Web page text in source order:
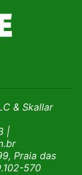
& Skallar
|
Praia das
570